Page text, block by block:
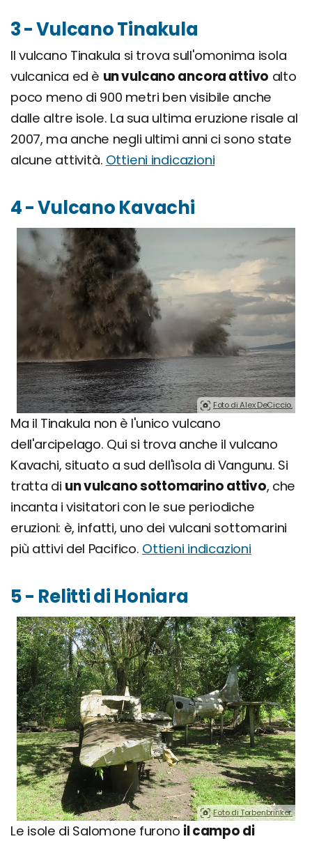
3 - Vulcano Tinakula
Il vulcano Tinakula si trova sull'omonima isola
vulcanica ed è un vulcano ancora attivo alto
poco meno di 900 metri ben visibile anche
dalle altre isole. La sua ultima eruzione risale al
2007, ma anche negli ultimi anni ci sono state
alcune attività. Ottieni indicazioni
4 - Vulcano Kavachi
Foto di Alex DeCiccio.
Ma il Tinakula non è l'unico vulcano
dell'arcipelago. Qui si trova anche il vulcano
Kavachi, situato a sud dell'isola di Vangunu. Si
tratta di un vulcano sottomarino attivo, che
incanta i visitatori con le sue periodiche
eruzioni: è, infatti, uno dei vulcani sottomarini
più attivi del Pacifico. Ottieni indicazioni
5 - Relitti di Honiara
Foto di Torbenbrinker.
Le isole di Salomone furono il campo di